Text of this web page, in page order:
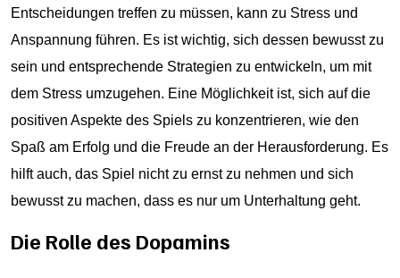
Entscheidungen treffen zu müssen, kann zu Stress und
Anspannung führen. Es ist wichtig, sich dessen bewusst zu
sein und entsprechende Strategien zu entwickeln, um mit
dem Stress umzugehen. Eine Möglichkeit ist, sich auf die
positiven Aspekte des Spiels zu konzentrieren, wie den
Spaß am Erfolg und die Freude an der Herausforderung. Es
hilft auch, das Spiel nicht zu ernst zu nehmen und sich
bewusst zu machen, dass es nur um Unterhaltung geht.
Die Rolle des Dopamins